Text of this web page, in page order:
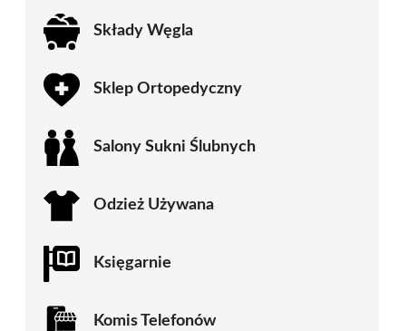
Składy Węgla
Sklep Ortopedyczny
Salony Sukni Ślubnych
Odzież Używana
Księgarnie
Komis Telefonów